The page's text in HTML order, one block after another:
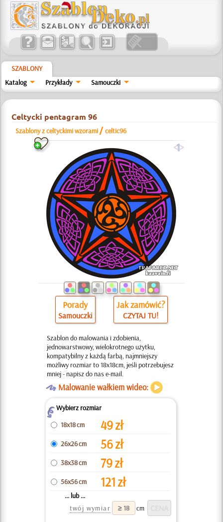
SZABLONY
Katalog
Przykłady Samouczki
Celtycki pentagram 96
Szablony z celtyckimi wzorami/celtic96
a
Porady
Samouczki
Jak zamówić?
CZYTAJ TU!
Szablon do malowania i zdobienia,
jednowarstwowy, wielokrotnego użytku,
kompatybilny z każdą farbą, najmniejszy
możliwy rozmiar to 18x18cm, jeśli potrzebujesz
mniej - napisz do nas e-mail.
OMalowanie wałkiem wideo:
ZWybierz rozmiar
18x18 cm
49zł
26x26 cm 56zł
38x38 cm 79zł
56x56 cm 121zł
... lub ...
twój wymiar
cm